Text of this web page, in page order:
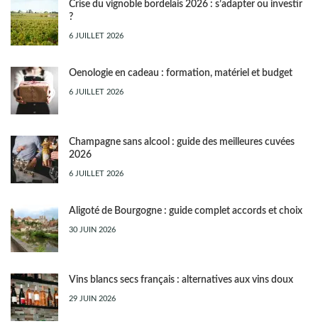
Crise du vignoble bordelais 2026 : s’adapter ou investir
?
6 JUILLET 2026
Oenologie en cadeau : formation, matériel et budget
6 JUILLET 2026
Champagne sans alcool : guide des meilleures cuvées
2026
6 JUILLET 2026
Aligoté de Bourgogne : guide complet accords et choix
30 JUIN 2026
Vins blancs secs français : alternatives aux vins doux
29 JUIN 2026